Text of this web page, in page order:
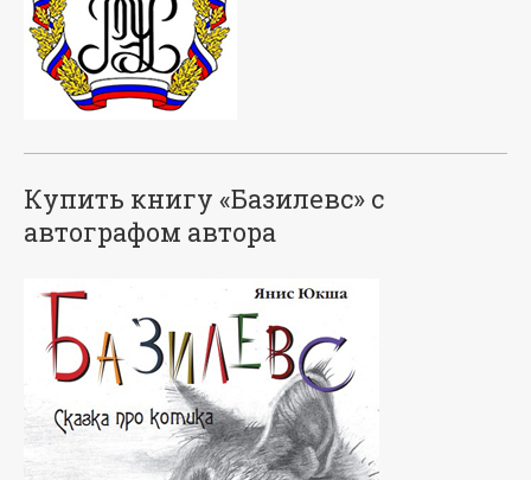
Купить книгу «Базилевс» с
автографом автора